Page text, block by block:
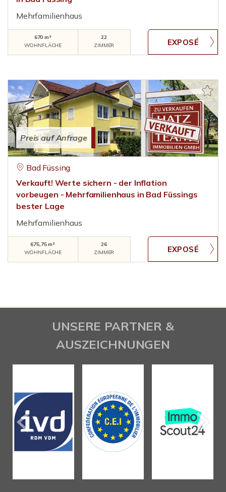
Mehrfamilienhaus
670 m²
WOHNFLÄCHE
22
ZIMMER
Preis auf Anfrage
Bad Füssing
Verkauft! Werte sichern - der Inflation
vorbeugen - Mehrfamilienhaus in Bad Füssings
bester Lage
Mehrfamilienhaus
675,75 m²
WOHNFLÄCHE
26
ZIMMER
UNSERE PARTNER &
AUSZEICHNUNGEN